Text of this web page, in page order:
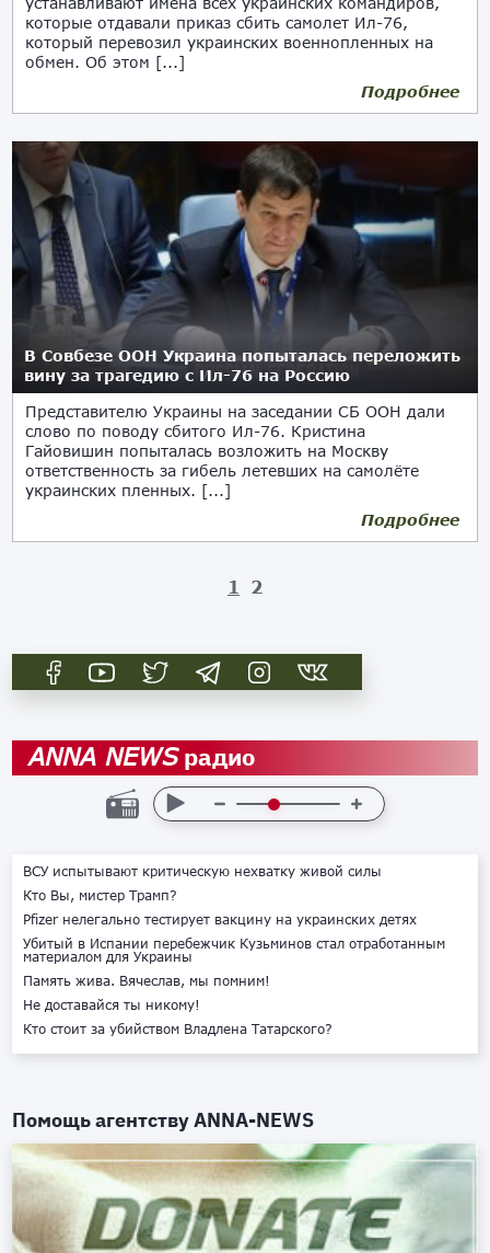
которые отдавали приказ сбить самолет Ил-76,
который перевозил украинских военнопленных на
обмен. Об этом [...]
Подробнее
В Совбезе ООН Украина попыталась переложить
вину за трагедию с Ил-76 на Россию
Представителю Украины на заседании СБ ООН дали
слово по поводу сбитого Ил-76. Кристина
Гайовишин попыталась возложить на Москву
ответственность за гибель летевших на самолёте
украинских пленных. [...]
Подробнее
1 2
ANNA NEWSрадио
ВСУ испытывают критическую нехватку живой силы
Кто Вы, мистер Трамп?
Pfizer нелегально тестирует вакцину на украинских детях
Убитый в Испании перебежчик Кузьминов стал отработанным
материалом для Украины
Память жива. Вячеслав, мы помним!
Не доставайся ты никому!
Кто стоит за убийством Владлена Татарского?
Помощь агентствуANNA-NEWS